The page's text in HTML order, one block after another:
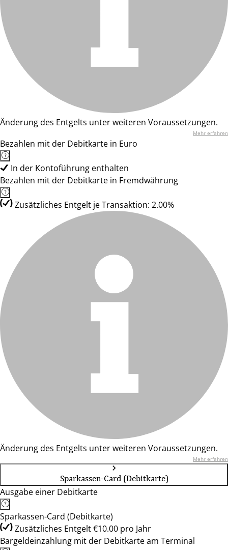
Änderung des Entgelts unter weiteren Voraussetzungen.
Mehr erfahren
Bezahlen mit der Debitkarte in Euro
In der Kontoführung enthalten
Bezahlen mit der Debitkarte in Fremdwährung
Zusätzliches Entgelt je Transaktion: 2.00%
Änderung des Entgelts unter weiteren Voraussetzungen.
Mehr erfahren
Sparkassen-Card (Debitkarte)
Ausgabe einer Debitkarte
Sparkassen-Card (Debitkarte)
Zusätzliches Entgelt €10.00 pro Jahr
Bargeldeinzahlung mit der Debitkarte am Terminal